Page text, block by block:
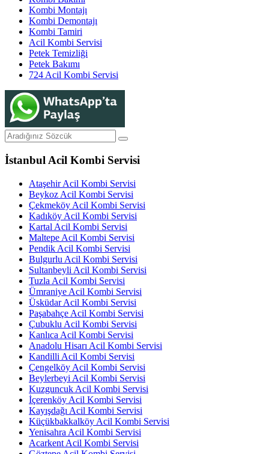
Kombi Montajı
Kombi Demontajı
Kombi Tamiri
Acil Kombi Servisi
Petek Temizliği
Petek Bakımı
724 Acil Kombi Servisi
İstanbul Acil Kombi Servisi
Ataşehir Acil Kombi Servisi
Beykoz Acil Kombi Servisi
Çekmeköy Acil Kombi Servisi
Kadıköy Acil Kombi Servisi
Kartal Acil Kombi Servisi
Maltepe Acil Kombi Servisi
Pendik Acil Kombi Servisi
Bulgurlu Acil Kombi Servisi
Sultanbeyli Acil Kombi Servisi
Tuzla Acil Kombi Servisi
Ümraniye Acil Kombi Servisi
Üsküdar Acil Kombi Servisi
Paşabahçe Acil Kombi Servisi
Çubuklu Acil Kombi Servisi
Kanlıca Acil Kombi Servisi
Anadolu Hisarı Acil Kombi Servisi
Kandilli Acil Kombi Servisi
Çengelköy Acil Kombi Servisi
Beylerbeyi Acil Kombi Servisi
Kuzguncuk Acil Kombi Servisi
İçerenköy Acil Kombi Servisi
Kayışdağı Acil Kombi Servisi
Küçükbakkalköy Acil Kombi Servisi
Yenisahra Acil Kombi Servisi
Acarkent Acil Kombi Servisi